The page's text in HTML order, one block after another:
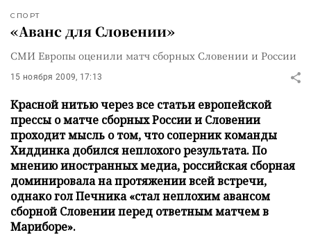
СПОРТ
«Аванс для Словении»
СМИ Европы оценили матч сборных Словении и России
15 ноября 2009, 17:13
Красной нитью через все статьи европейской
прессы о матче сборных России и Словении
проходит мысль о том, что соперник команды
Хиддинка добился неплохого результата. По
мнению иностранных медиа, российская сборная
доминировала на протяжении всей встречи,
однако гол Печника «стал неплохим авансом
сборной Словении перед ответным матчем в
Мариборе».